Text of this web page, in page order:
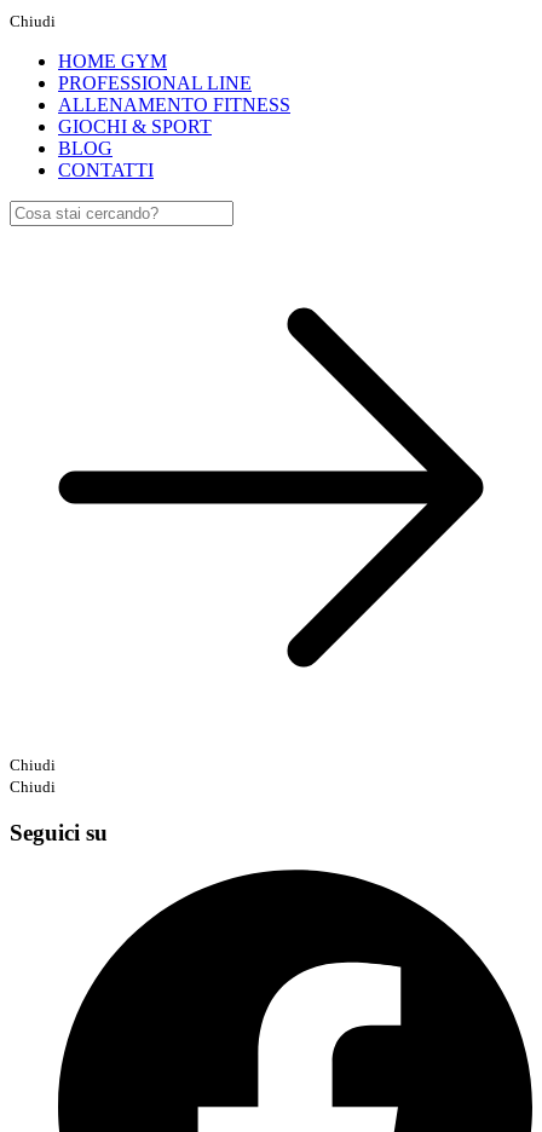
Chiudi
HOME GYM
PROFESSIONAL LINE
ALLENAMENTO FITNESS
GIOCHI & SPORT
BLOG
CONTATTI
Chiudi
Chiudi
Seguici su